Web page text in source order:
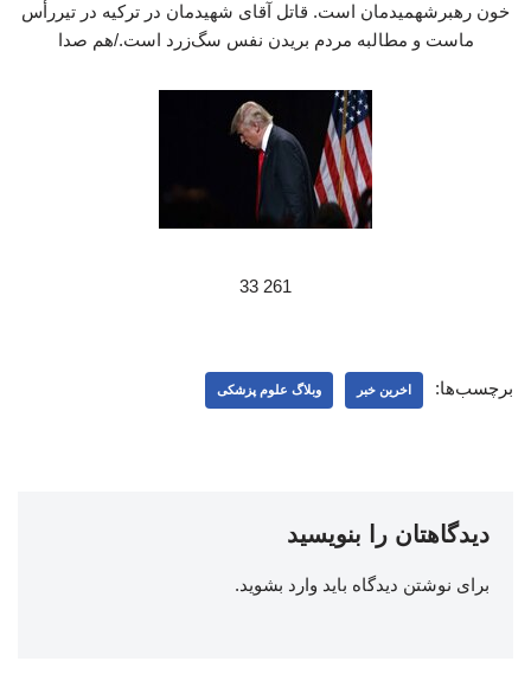
خون رهبرشهمیدمان است. قاتل آقای شهیدمان در ترکیه در تیررأس
ماست و مطالبه مردم بریدن نفس سگ‌زرد است./هم صدا
261 33
برچسب‌ها: اخرین خبر وبلاگ علوم پزشکی
دیدگاهتان را بنویسید
برای نوشتن دیدگاه باید وارد بشوید.